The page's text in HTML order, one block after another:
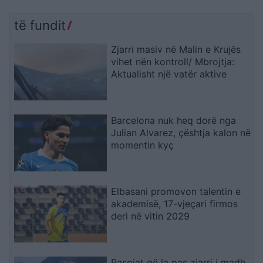
të fundit
Zjarri masiv në Malin e Krujës
vihet nën kontroll/ Mbrojtja:
Aktualisht një vatër aktive
Barcelona nuk heq dorë nga
Julian Alvarez, çështja kalon në
momentin kyç
Elbasani promovon talentin e
akademisë, 17-vjeçari firmos
deri në vitin 2029